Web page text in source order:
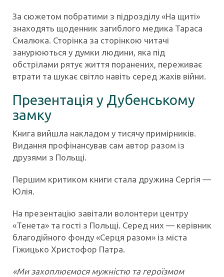
За сюжетом побратими з підрозділу «На щиті»
знаходять щоденник загиблого медика Тараса
Смалюка. Сторінка за сторінкою читачі
занурюються у думки людини, яка під
обстрілами рятує життя поранених, переживає
втрати та шукає світло навіть серед жахів війни.
Презентація у Дубенському
замку
Книга вийшла накладом у тисячу примірників.
Видання профінансував сам автор разом із
друзями з Польщі.
Першим критиком книги стала дружина Сергія —
Юлія.
На презентацію завітали волонтери центру
«Тенета» та гості з Польщі. Серед них — керівник
благодійного фонду «Серця разом» із міста
Гіжицько Христофор Патра.
«Ми захоплюємося мужністю та героїзмом